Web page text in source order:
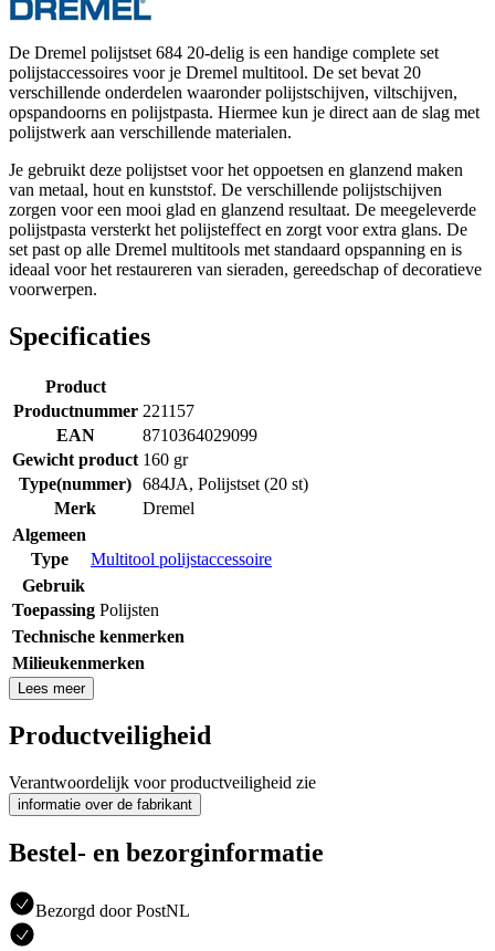
De Dremel polijstset 684 20-delig is een handige complete set
polijstaccessoires voor je Dremel multitool. De set bevat 20
verschillende onderdelen waaronder polijstschijven, viltschijven,
opspandoorns en polijstpasta. Hiermee kun je direct aan de slag met
polijstwerk aan verschillende materialen.
Je gebruikt deze polijstset voor het oppoetsen en glanzend maken
van metaal, hout en kunststof. De verschillende polijstschijven
zorgen voor een mooi glad en glanzend resultaat. De meegeleverde
polijstpasta versterkt het polijsteffect en zorgt voor extra glans. De
set past op alle Dremel multitools met standaard opspanning en is
ideaal voor het restaureren van sieraden, gereedschap of decoratieve
voorwerpen.
Specificaties
Product
Productnummer 221157
EAN
8710364029099
Gewicht product 160 gr
Type(nummer) 684JA, Polijstset (20 st)
Merk
Dremel
Algemeen
Type
Multitool polijstaccessoire
Gebruik
Toepassing Polijsten
Technische kenmerken
Milieukenmerken
Lees meer
Productveiligheid
Verantwoordelijk voor productveiligheid zie
informatie over de fabrikant
Bestel- en bezorginformatie
Bezorgd door PostNL